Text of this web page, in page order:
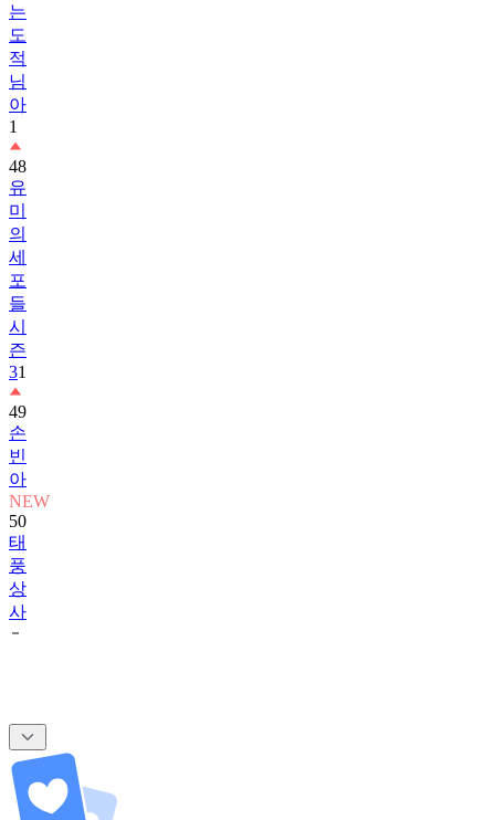
는
도
적
님
아
1
48
유
미
의
세
포
들
시
즌
31
49
손
빈
아
NEW
50
태
풍
상
사